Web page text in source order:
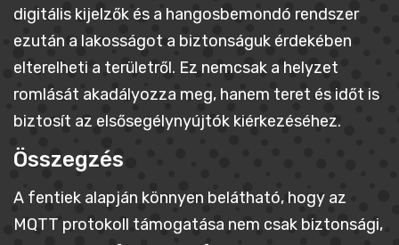
digitális kijelzők és a hangosbemondó rendszer
ezután a lakosságot a biztonságuk érdekében
elterelheti a területről. Ez nemcsak a helyzet
romlását akadályozza meg, hanem teret és időt is
biztosít az elsősegélynyújtók kiérkezéséhez.
Összegzés
A fentiek alapján könnyen belátható, hogy az
MQTT protokoll támogatása nem csak biztonsági,